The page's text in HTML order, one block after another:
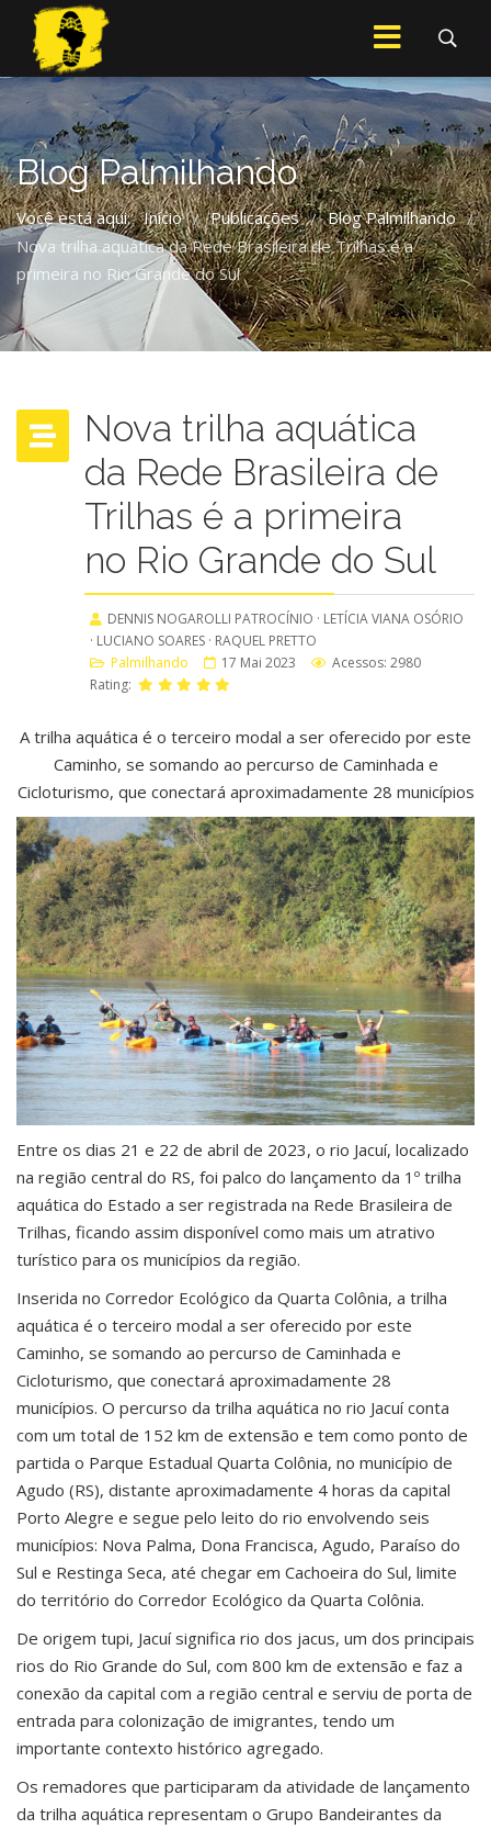
Blog Palmilhando
Você está aqui: Início / Publicações / Blog Palmilhando /
Nova trilha aquática da Rede Brasileira de Trilhas é a
primeira no Rio Grande do Sul
Nova trilha aquática
da Rede Brasileira de
Trilhas é a primeira
no Rio Grande do Sul
DENNIS NOGAROLLI PATROCÍNIO · LETÍCIA VIANA OSÓRIO
· LUCIANO SOARES · RAQUEL PRETTO
Palmilhando
17 Mai 2023
Acessos: 2980
Rating:
A trilha aquática é o terceiro modal a ser oferecido por este
Caminho, se somando ao percurso de Caminhada e
Cicloturismo, que conectará aproximadamente 28 municípios
Entre os dias 21 e 22 de abril de 2023, o rio Jacuí, localizado
na região central do RS, foi palco do lançamento da 1º trilha
aquática do Estado a ser registrada na Rede Brasileira de
Trilhas, ficando assim disponível como mais um atrativo
turístico para os municípios da região.
Inserida no Corredor Ecológico da Quarta Colônia, a trilha
aquática é o terceiro modal a ser oferecido por este
Caminho, se somando ao percurso de Caminhada e
Cicloturismo, que conectará aproximadamente 28
municípios. O percurso da trilha aquática no rio Jacuí conta
com um total de 152 km de extensão e tem como ponto de
partida o Parque Estadual Quarta Colônia, no município de
Agudo (RS), distante aproximadamente 4 horas da capital
Porto Alegre e segue pelo leito do rio envolvendo seis
municípios: Nova Palma, Dona Francisca, Agudo, Paraíso do
Sul e Restinga Seca, até chegar em Cachoeira do Sul, limite
do território do Corredor Ecológico da Quarta Colônia.
De origem tupi, Jacuí significa rio dos jacus, um dos principais
rios do Rio Grande do Sul, com 800 km de extensão e faz a
conexão da capital com a região central e serviu de porta de
entrada para colonização de imigrantes, tendo um
importante contexto histórico agregado.
Os remadores que participaram da atividade de lançamento
da trilha aquática representam o Grupo Bandeirantes da